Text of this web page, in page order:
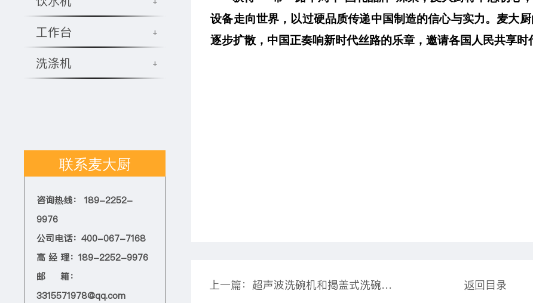
工作台 +
洗涤机 +
联系麦大厨
咨询热线： 189-2252-
9976
公司电话：400-067-7168
高 经 理：189-2252-9976
邮 箱：
3315571978@qq.com
设备走向世界，以过硬品质传递中国制造的信心与实力。麦大
逐步扩散，中国正奏响新时代丝路的乐章，邀请各国人民共享时
上一篇：超声波洗碗机和揭盖式洗碗机哪个好？ 返回目录